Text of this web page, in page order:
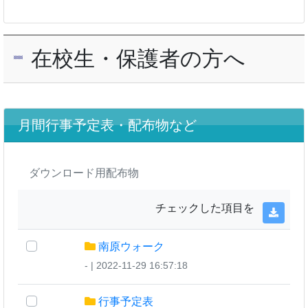
在校生・保護者の方へ
月間行事予定表・配布物など
ダウンロード用配布物
チェックした項目を
南原ウォーク
- | 2022-11-29 16:57:18
行事予定表